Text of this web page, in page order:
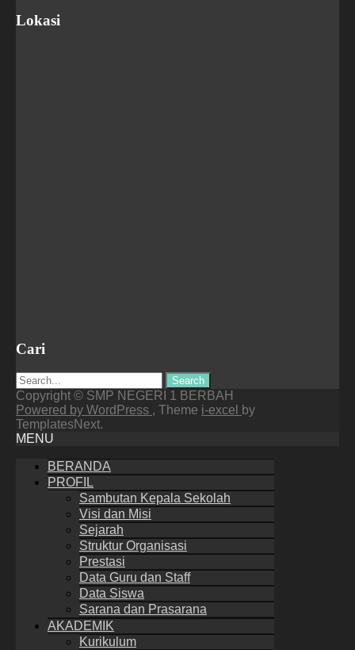
Lokasi
Cari
Search
for:
Copyright © SMP NEGERI 1 BERBAH
Powered by WordPress , Theme i-excel
by
TemplatesNext.
MENU
BERANDA
PROFIL
Sambutan Kepala Sekolah
Visi dan Misi
Sejarah
Struktur Organisasi
Prestasi
Data Guru dan Staff
Data Siswa
Sarana dan Prasarana
AKADEMIK
Kurikulum